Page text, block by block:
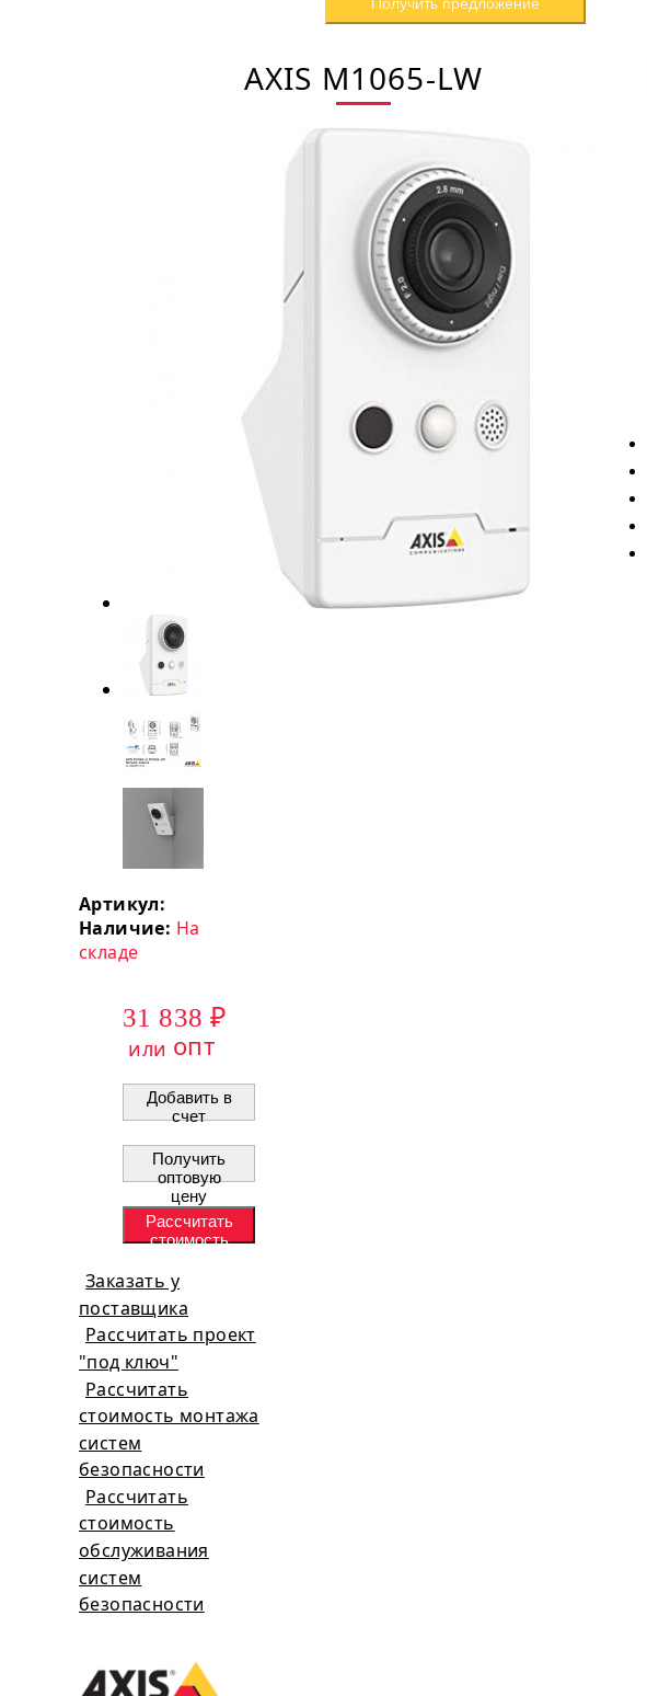
AXIS M1065-LW
Артикул:
Наличие: На
складе
31 838 ₽
или опт
Добавить в
счет
Получить
оптовую
цену
Рассчитать
стоимость
Заказать у
поставщика
Рассчитать проект
"под ключ"
Рассчитать
стоимость монтажа
систем
безопасности
Рассчитать
стоимость
обслуживания
систем
безопасности